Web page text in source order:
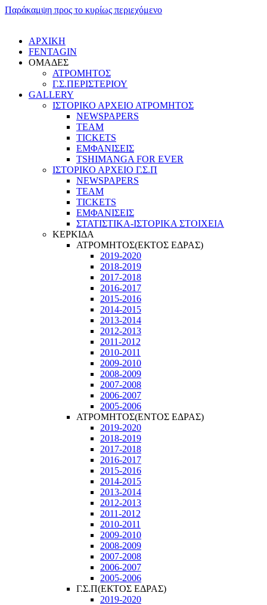
Παράκαμψη προς το κυρίως περιεχόμενο
ΑΡΧΙΚΗ
FENTAGIN
ΟΜΑΔΕΣ
ΑΤΡΟΜΗΤΟΣ
Γ.Σ.ΠEΡΙΣΤΕΡΙΟΥ
GALLERY
ΙΣΤΟΡΙΚΟ ΑΡΧΕΙΟ ΑΤΡΟΜΗΤΟΣ
NEWSPAPERS
TEAM
TICKETS
ΕΜΦΑΝΙΣΕΙΣ
TSHIMANGA FOR EVER
ΙΣΤΟΡΙΚΟ ΑΡΧΕΙΟ Γ.Σ.Π
NEWSPAPERS
TEAM
TICKETS
ΕΜΦΑΝΙΣΕΙΣ
ΣΤΑΤΙΣΤΙΚΑ-ΙΣΤΟΡΙΚΑ ΣΤΟΙΧΕΙΑ
ΚΕΡΚΙΔΑ
ΑΤΡΟΜΗΤΟΣ(ΕΚΤΟΣ ΕΔΡΑΣ)
2019-2020
2018-2019
2017-2018
2016-2017
2015-2016
2014-2015
2013-2014
2012-2013
2011-2012
2010-2011
2009-2010
2008-2009
2007-2008
2006-2007
2005-2006
ΑΤΡΟΜΗΤΟΣ(ΕΝΤΟΣ ΕΔΡΑΣ)
2019-2020
2018-2019
2017-2018
2016-2017
2015-2016
2014-2015
2013-2014
2012-2013
2011-2012
2010-2011
2009-2010
2008-2009
2007-2008
2006-2007
2005-2006
Γ.Σ.Π(ΕΚΤΟΣ ΕΔΡΑΣ)
2019-2020